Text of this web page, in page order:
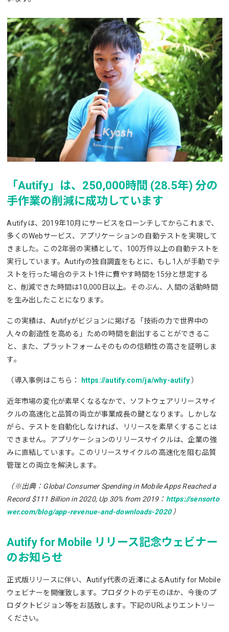
「Autify」は、250,000時間 (28.5年) 分の
手作業の削減に成功しています
Autifyは、2019年10月にサービスをローンチしてからこれまで、
多くのWebサービス、アプリケーションの自動テストを実現して
きました。この2年弱の実績として、100万件以上の自動テストを
実行しています。Autifyの独自調査をもとに、もし1人が手動でテ
ストを行った場合のテスト1件に費やす時間を15分と想定する
と、削減できた時間は10,000日以上。そのぶん、人間の活動時間
を生み出したことになります。
この実績は、Autifyがビジョンに掲げる「技術の力で世界中の
人々の創造性を高める」ための時間を創出することができるこ
と、また、プラットフォームそのものの信頼性の高さを証明しま
す。
（導入事例はこちら： https://autify.com/ja/why-autify ）
近年市場の変化が素早くなるなかで、ソフトウェアリリースサイ
クルの高速化と品質の両立が事業成長の鍵となります。しかしな
がら、テストを自動化しなければ、リリースを素早くすることは
できません。アプリケーションのリリースサイクルは、企業の強
みに直結しています。このリリースサイクルの高速化を阻む品質
管理との両立を解決します。
（※出典：Global Consumer Spending in Mobile Apps Reached a
Record $111 Billion in 2020, Up 30% from 2019： https://sensorto
wer.com/blog/app-revenue-and-downloads-2020）
Autify for Mobile リリース記念ウェビナー
のお知らせ
正式版リリースに伴い、Autify代表の近澤によるAutify for Mobile
ウェビナーを開催致します。プロダクトのデモのほか、今後のプ
ロダクトビジョン等をお話致します。下記のURLよりエントリー
ください。